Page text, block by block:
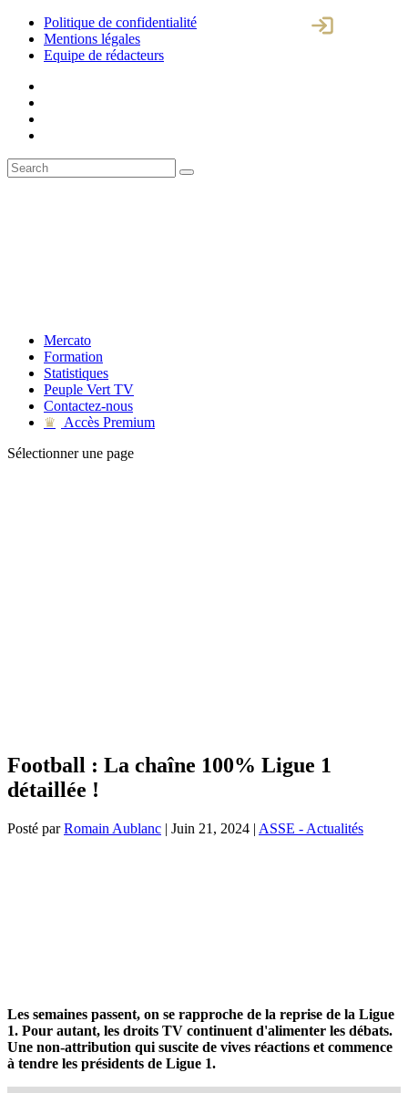
Politique de confidentialité
Mentions légales
Equipe de rédacteurs
Mercato
Formation
Statistiques
Peuple Vert TV
Contactez-nous
♛
Accès Premium
Sélectionner une page
Football : La chaîne 100% Ligue 1
détaillée !
Posté parRomain Aublanc | Juin 21, 2024 | ASSE - Actualités
Les semaines passent, on se rapproche de la reprise de la Ligue
1. Pour autant, les droits TV continuent d'alimenter les débats.
Une non-attribution qui suscite de vives réactions et commence
à tendre les présidents de Ligue 1.